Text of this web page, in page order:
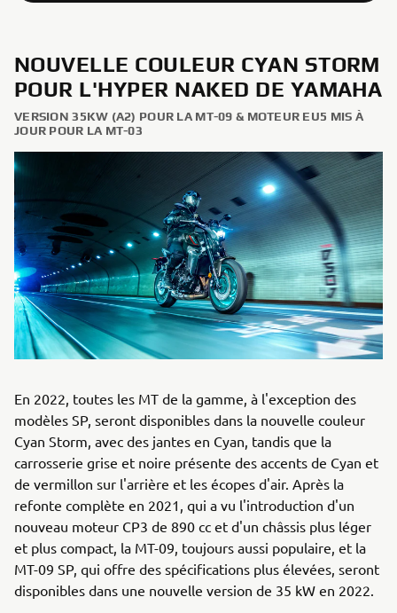
NOUVELLE COULEUR CYAN STORM
POUR L'HYPER NAKED DE YAMAHA
VERSION 35KW (A2) POUR LA MT-09 & MOTEUR EU5 MIS À
JOUR POUR LA MT-03
En 2022, toutes les MT de la gamme, à l'exception des
modèles SP, seront disponibles dans la nouvelle couleur
Cyan Storm, avec des jantes en Cyan, tandis que la
carrosserie grise et noire présente des accents de Cyan et
de vermillon sur l'arrière et les écopes d'air. Après la
refonte complète en 2021, qui a vu l'introduction d'un
nouveau moteur CP3 de 890 cc et d'un châssis plus léger
et plus compact, la MT-09, toujours aussi populaire, et la
MT-09 SP, qui offre des spécifications plus élevées, seront
disponibles dans une nouvelle version de 35 kW en 2022.